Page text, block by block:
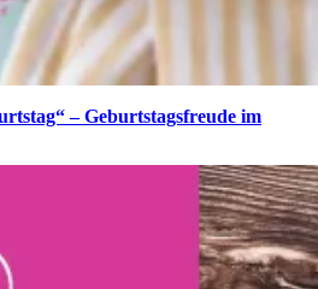
– Geburtstagsfreude im